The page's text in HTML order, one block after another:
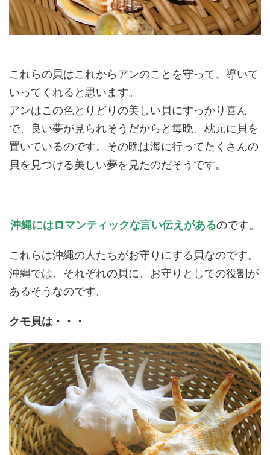
これらの貝はこれからアンのことを守って、導いて
いってくれると思います。
アンはこの色とりどりの美しい貝にすっかり喜ん
で、良い夢が見られそうだからと毎晩、枕元に貝を
置いているのです。その晩は海に行ってたくさんの
貝を見つける美しい夢を見たのだそうです。
沖縄にはロマンティックな言い伝えがあるのです。
これらは沖縄の人たちがお守りにする貝なのです。
沖縄では、それぞれの貝に、お守りとしての役割が
あるそうなのです。
クモ貝は・・・